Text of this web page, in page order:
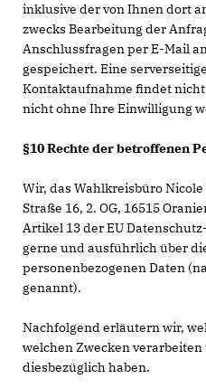
inklusive der von Ihnen dort
zwecks Bearbeitung der
Anschlussfragen per E-Mail
gespeichert. Eine
Kontaktaufnahme findet
nicht ohne Ihre Einwilligung
§10 Rechte der betroffenen
Wir, das Wahlkreisbüro
Straße 16, 2. OG, 16515
Artikel 13 der EU
gerne und ausführlich über
personenbezogenen Daten
genannt).
Nachfolgend erläutern wir,
welchen Zwecken verarbeiten
diesbezüglich haben.